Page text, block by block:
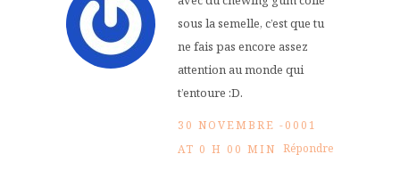
sous la semelle, c’est que tu
ne fais pas encore assez
attention au monde qui
t’entoure :D.
30 NOVEMBRE -0001
AT 0 H 00 MIN Répondre